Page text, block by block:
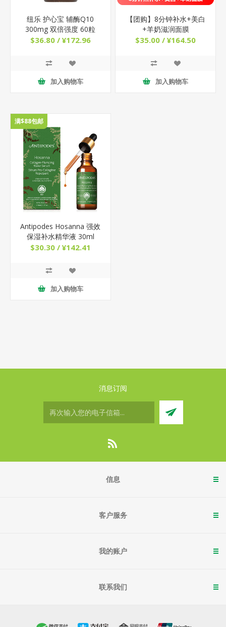
纽乐 护心宝 辅酶Q10
300mg 双倍强度 60粒
$36.80 / ¥172.96
加入购物车
【团购】8分钟补水+美白
+羊奶滋润面膜
$35.00 / ¥164.50
加入购物车
满$88包邮
Antipodes Hosanna 强效
保湿补水精华液 30ml
$30.30 / ¥142.41
加入购物车
消息订阅
信息
客户服务
我的账户
联系我们